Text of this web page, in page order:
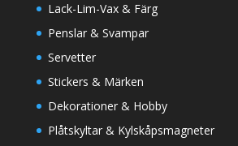
Lack-Lim-Vax & Färg
Penslar & Svampar
Servetter
Stickers & Märken
Dekorationer & Hobby
Plåtskyltar & Kylskåpsmagneter